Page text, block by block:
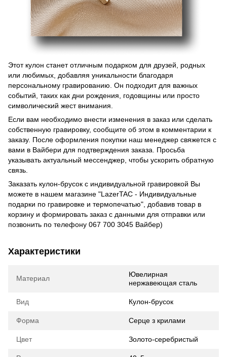
Этот кулон станет отличным подарком для друзей, родных
или любимых, добавляя уникальности благодаря
персональному гравированию. Он подходит для важных
событий, таких как дни рождения, годовщины или просто
символический жест внимания.
Если вам необходимо внести изменения в заказ или сделать
собственную гравировку, сообщите об этом в комментарии к
заказу. После оформления покупки наш менеджер свяжется с
вами в Вайбери для подтверждения заказа. Просьба
указывать актуальный мессенджер, чтобы ускорить обратную
связь.
Заказать кулон-брусок с индивидуальной гравировкой Вы
можете в нашем магазине "LazerTAC - Индивидуальные
подарки по гравировке и термопечатью", добавив товар в
корзину и формировать заказ с данными для отправки или
позвонить по телефону 067 700 3045 Вайбер)
Характеристики
Материал
Ювелирная
нержавеющая сталь
Вид Кулон-брусок
Форма Серце з крилами
Цвет Золото-серебристый